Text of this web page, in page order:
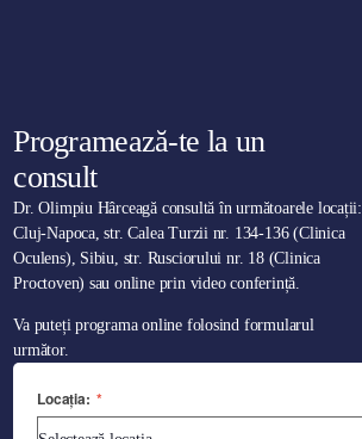
Programează-te la un
consult
Dr. Olimpiu Hârceagă consultă în următoarele locații:
Cluj-Napoca, str. Calea Turzii nr. 134-136 (Clinica
Oculens), Sibiu, str. Rusciorului nr. 18 (Clinica
Proctoven) sau online prin video conferință.
Va puteți programa online folosind formularul
următor.
Locația: *